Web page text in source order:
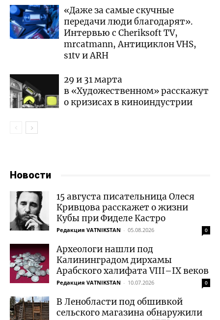
«Даже за самые скучные
передачи люди благодарят».
Интервью с Cheriksoft TV,
mrcatmann, Антициклон VHS,
s1tv и ARH
29 и 31 марта
в «Художественном» расскажут
о кризисах в киноиндустрии
Новости
15 августа писательница Олеся
Кривцова расскажет о жизни
Кубы при Фиделе Кастро
Редакция VATNIKSTAN - 05.08.2026 0
Археологи нашли под
Калининградом дирхамы
Арабского халифата VIII–IX веков
Редакция VATNIKSTAN - 10.07.2026 0
В Ленобласти под обшивкой
сельского магазина обнаружили